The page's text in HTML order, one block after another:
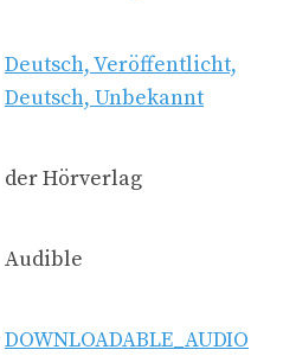
Deutsch, Veröffentlicht,
Deutsch, Unbekannt
der Hörverlag
Audible
DOWNLOADABLE_AUDIO